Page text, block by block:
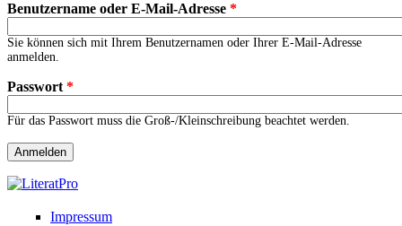
Benutzername oder E-Mail-Adresse *
Sie können sich mit Ihrem Benutzernamen oder Ihrer E-Mail-Adresse
anmelden.
Passwort *
Für das Passwort muss die Groß-/Kleinschreibung beachtet werden.
Impressum